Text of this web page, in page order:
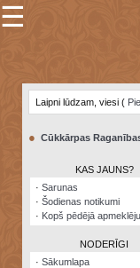
×
Šodienas
notikumi
☰
Laipni lūdzam, viesi (
● Cūkkārpas
KAS JAUNS?
· Sarunas
· Šodienas notikumi
· Kopš pēdējā
NODERĪGI
· Sākumlapa